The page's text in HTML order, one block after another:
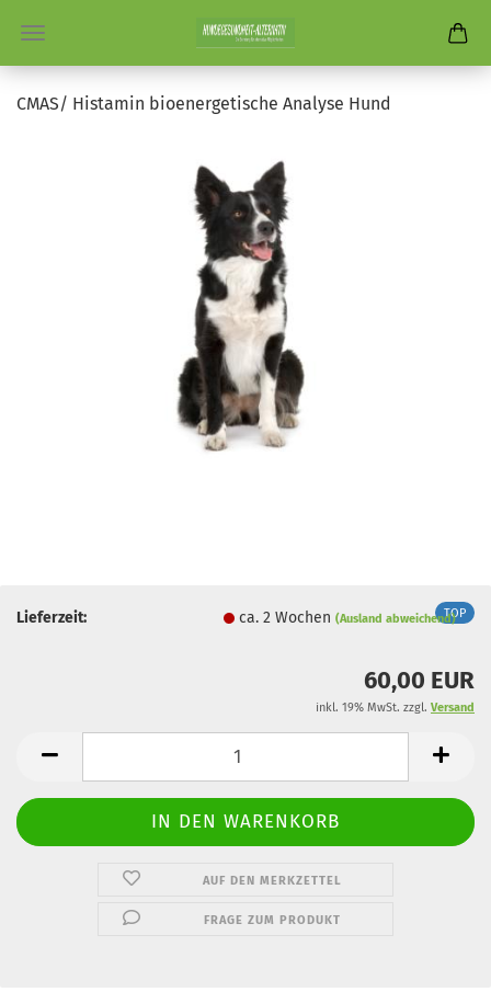
CMAS/ Histamin bioenergetische Analyse Hund
TOP
Lieferzeit: ca. 2 Wochen(Ausland abweichend)
60,00 EUR
inkl. 19% MwSt. zzgl. Versand
AUF DEN MERKZETTEL
FRAGE ZUM PRODUKT